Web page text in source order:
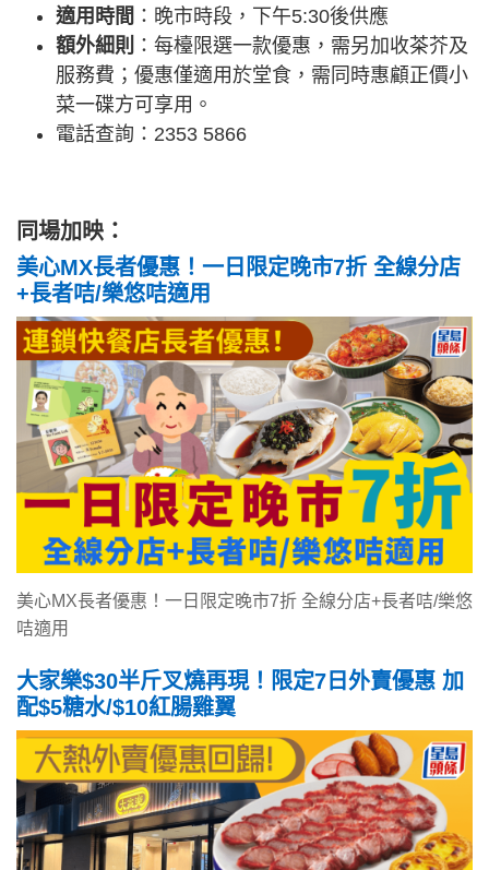
適用時間 ：晚市時段，下午5:30後供應
額外細則 ：每檯限選一款優惠，需另加收茶芥及
服務費；優惠僅適用於堂食，需同時惠顧正價小
菜一碟方可享用。
電話查詢：2353 5866
同場加映：
美心MX長者優惠！一日限定晚市7折 全線分店
+長者咭/樂悠咭適用
美心MX長者優惠！一日限定晚市7折 全線分店+長者咭/樂悠
咭適用
大家樂$30半斤叉燒再現！限定7日外賣優惠 加
配$5糖水/$10紅腸雞翼